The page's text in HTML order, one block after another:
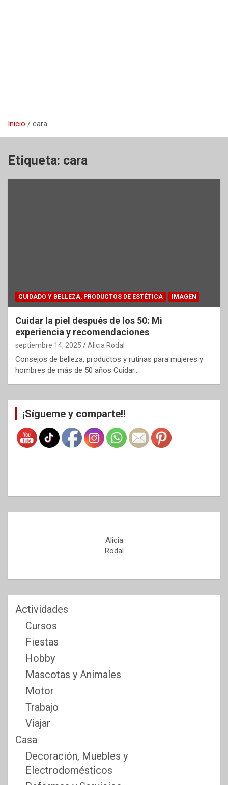
Inicio cara
Etiqueta: cara
CUIDADO Y BELLEZA, PRODUCTOS DE ESTÉTICA IMAGEN
Cuidar la piel después de los 50: Mi
experiencia y recomendaciones
septiembre 14, 2025 Alicia Rodal
Consejos de belleza, productos y rutinas para mujeres y
hombres de más de 50 años Cuidar…
¡Sígueme y comparte!!
Alicia
Rodal
Actividades
Cursos
Fiestas
Hobby
Mascotas y Animales
Motor
Trabajo
Viajar
Casa
Decoración, Muebles y
Electrodomésticos